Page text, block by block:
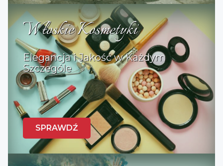
Włoskie Kosmetyki
Elegancja i Jakość w Każdym
Szczególe
SPRAWDŹ